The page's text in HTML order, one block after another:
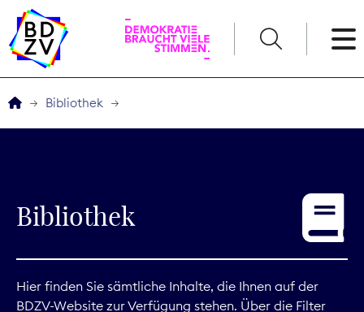
Service
Bibliothek
Bibliothek
Hier finden Sie sämtliche Inhalte, die Ihnen auf der
BDZV-Website zur Verfügung stehen. Über die Filter